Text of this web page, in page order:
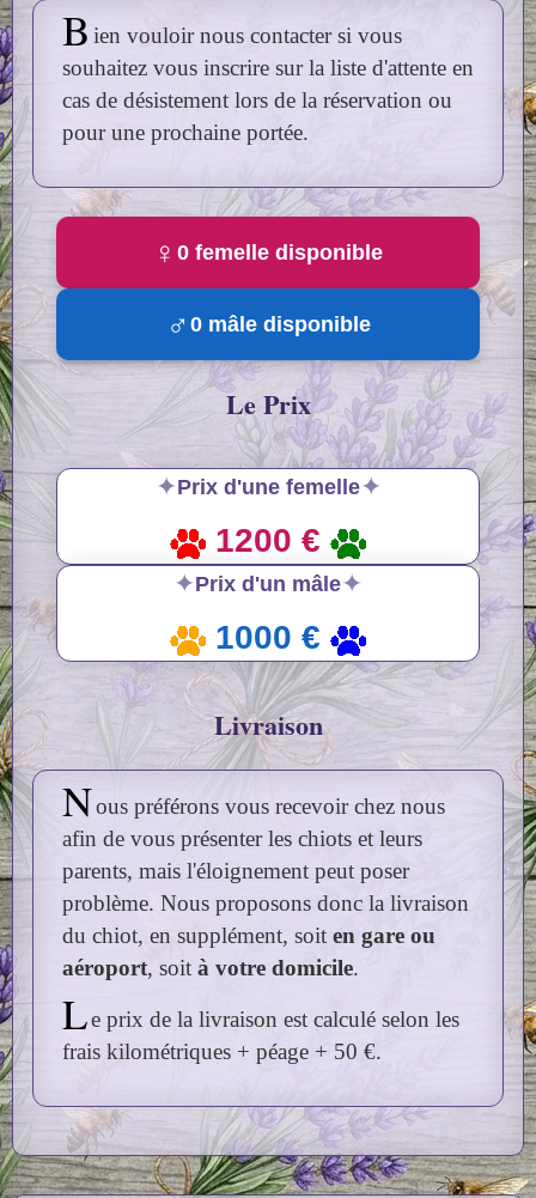
B ien vouloir nous contacter si vous
souhaitez vous inscrire sur la liste d'attente en
cas de désistement lors de la réservation ou
pour une prochaine portée.
♀ 0 femelle disponible
♂ 0 mâle disponible
Le Prix
✦Prix d'une femelle✦
1200 €
✦Prix d'un mâle✦
1000 €
Livraison
Nous préférons vous recevoir chez nous
afin de vous présenter les chiots et leurs
parents, mais l'éloignement peut poser
problème. Nous proposons donc la livraison
du chiot, en supplément, soit en gare ou
aéroport, soit à votre domicile.
Le prix de la livraison est calculé selon les
frais kilométriques + péage + 50 €.